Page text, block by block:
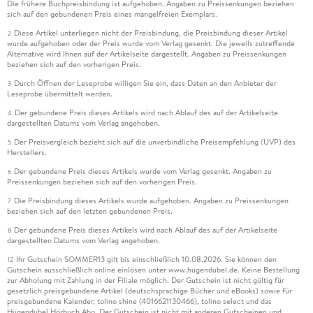
Kochanweisung, und das mit dem einleitenden Satz: "Lassen
Sie mich, verehrter Leser, diesen langen Abschnitt mit einem
Rezept für eine Suppe beschließen, die bei Jägern beliebt ist
und von Säufern hochgeschätzt wird, mit dem Rezept für
ansonsten genauso zusammengeschustert wie der Rest, der
Joachim Schultz. Matthes & Seitz Verlag, Berlin 2020. 232 S.,
© Alle Rechte vorbehalten. Frankfurter Allgemeine Zeitung
GmbH, Frankfurt.
Die frühere Buchpreisbindung ist aufgehoben. Angaben zu Preissenkungen beziehen
sich auf den gebundenen Preis eines mangelfreien Exemplars.
2 Diese Artikel unterliegen nicht der Preisbindung, die Preisbindung dieser Artikel
wurde aufgehoben oder der Preis wurde vom Verlag gesenkt. Die jeweils zutreffende
Alternative wird Ihnen auf der Artikelseite dargestellt. Angaben zu Preissenkungen
beziehen sich auf den vorherigen Preis.
3 Durch Öffnen der Leseprobe willigen Sie ein, dass Daten an den Anbieter der
Leseprobe übermittelt werden.
4 Der gebundene Preis dieses Artikels wird nach Ablauf des auf der Artikelseite
dargestellten Datums vom Verlag angehoben.
5 Der Preisvergleich bezieht sich auf die unverbindliche Preisempfehlung (UVP) des
Herstellers.
6 Der gebundene Preis dieses Artikels wurde vom Verlag gesenkt. Angaben zu
Preissenkungen beziehen sich auf den vorherigen Preis.
7 Die Preisbindung dieses Artikels wurde aufgehoben. Angaben zu Preissenkungen
beziehen sich auf den letzten gebundenen Preis.
8 Der gebundene Preis dieses Artikels wird nach Ablauf des auf der Artikelseite
dargestellten Datums vom Verlag angehoben.
12 Ihr Gutschein SOMMER13 gilt bis einschließlich 10.08.2026. Sie können den
Gutschein ausschließlich online einlösen unter www.hugendubel.de. Keine Bestellung
zur Abholung mit Zahlung in der Filiale möglich. Der Gutschein ist nicht gültig für
gesetzlich preisgebundene Artikel (deutschsprachige Bücher und eBooks) sowie für
preisgebundene Kalender, tolino shine (4016621130466), tolino select und das